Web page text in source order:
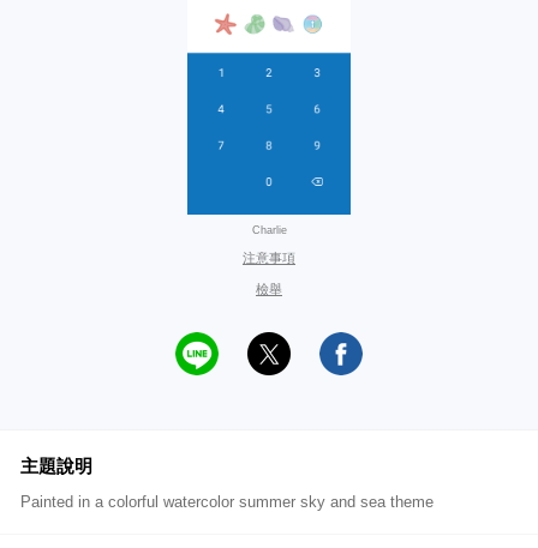
Charlie
注意事項
檢舉
主題說明
Painted in a colorful watercolor summer sky and sea theme